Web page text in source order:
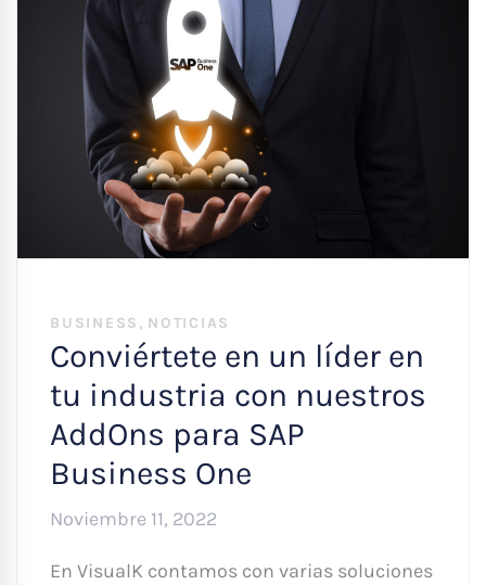
BUSINESS , NOTICIAS
Conviértete en un líder en
tu industria con nuestros
AddOns para SAP
Business One
Noviembre 11, 2022
En VisualK contamos con varias soluciones